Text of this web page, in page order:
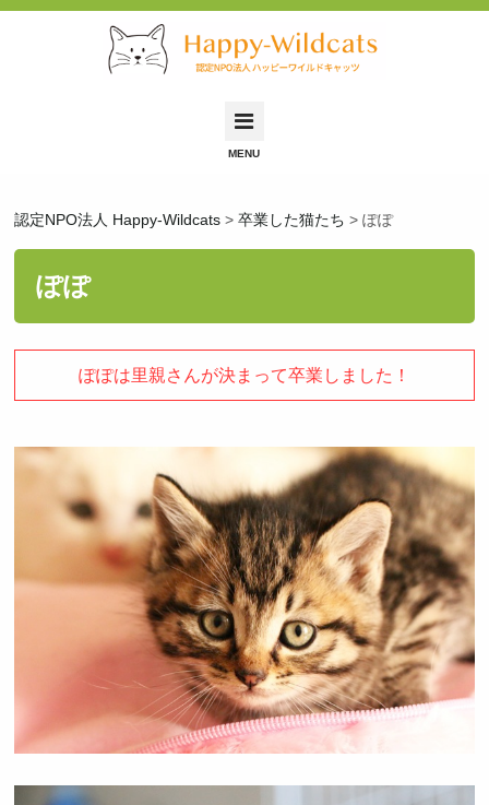
里親希望の方へ
保護依頼について
保護猫ふれあい会
お問い合わせ
認定NPO法人 Happy-Wildcats >卒業した猫たち >ぽぽ
ぽぽ
ぽぽは里親さんが決まって卒業しました！